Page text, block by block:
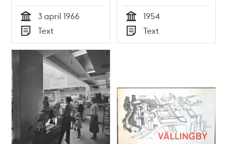
Tid
3 april 1966
Typ
Text Tid
1954
Typ
Text